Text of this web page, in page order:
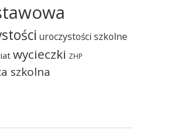
uroczystości szkolne
wycieczki ZHP
szkolna